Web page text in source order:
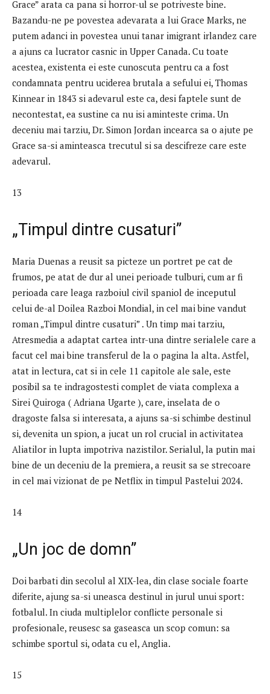
Grace” arata ca pana si horror-ul se potriveste bine.
Bazandu-ne pe povestea adevarata a lui Grace Marks, ne
putem adanci in povestea unui tanar imigrant irlandez care
a ajuns ca lucrator casnic in Upper Canada. Cu toate
acestea, existenta ei este cunoscuta pentru ca a fost
condamnata pentru uciderea brutala a sefului ei, Thomas
Kinnear in 1843 si adevarul este ca, desi faptele sunt de
necontestat, ea sustine ca nu isi aminteste crima. Un
deceniu mai tarziu, Dr. Simon Jordan incearca sa o ajute pe
Grace sa-si aminteasca trecutul si sa descifreze care este
adevarul.
13
„Timpul dintre cusaturi”
Maria Duenas a reusit sa picteze un portret pe cat de
frumos, pe atat de dur al unei perioade tulburi, cum ar fi
perioada care leaga razboiul civil spaniol de inceputul
celui de-al Doilea Razboi Mondial, in cel mai bine vandut
roman „Timpul dintre cusaturi” . Un timp mai tarziu,
Atresmedia a adaptat cartea intr-una dintre serialele care a
facut cel mai bine transferul de la o pagina la alta. Astfel,
atat in ​​lectura, cat si in cele 11 capitole ale sale, este
posibil sa te indragostesti complet de viata complexa a
Sirei Quiroga ( Adriana Ugarte ), care, inselata de o
dragoste falsa si interesata, a ajuns sa-si schimbe destinul
si, devenita un spion, a jucat un rol crucial in activitatea
Aliatilor in lupta impotriva nazistilor. Serialul, la putin mai
bine de un deceniu de la premiera, a reusit sa se strecoare
in cel mai vizionat de pe Netflix in timpul Pastelui 2024.
14
„Un joc de domn”
Doi barbati din secolul al XIX-lea, din clase sociale foarte
diferite, ajung sa-si uneasca destinul in jurul unui sport:
fotbalul. In ciuda multiplelor conflicte personale si
profesionale, reusesc sa gaseasca un scop comun: sa
schimbe sportul si, odata cu el, Anglia.
15